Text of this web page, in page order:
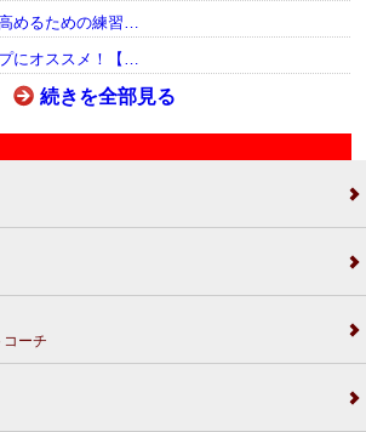
めるための練習…
にオススメ！【…
続きを全部見る
ーチ